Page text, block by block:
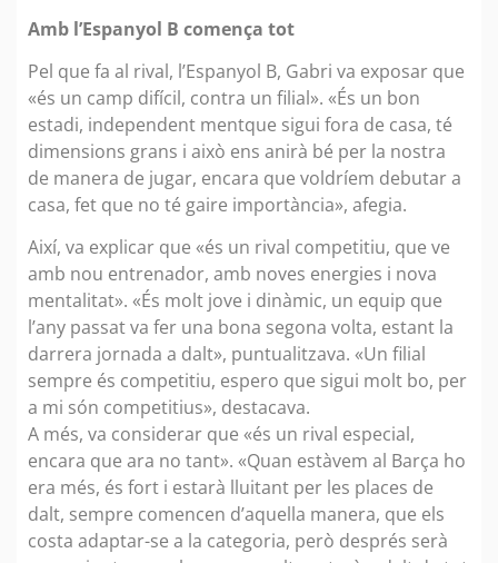
Amb l’Espanyol B comença tot
Pel que fa al rival, l’Espanyol B, Gabri va exposar que
«és un camp difícil, contra un filial». «És un bon
estadi, independent mentque sigui fora de casa, té
dimensions grans i això ens anirà bé per la nostra
de manera de jugar, encara que voldríem debutar a
casa, fet que no té gaire importància», afegia.
Així, va explicar que «és un rival competitiu, que ve
amb nou entrenador, amb noves energies i nova
mentalitat». «És molt jove i dinàmic, un equip que
l’any passat va fer una bona segona volta, estant la
darrera jornada a dalt», puntualitzava. «Un filial
sempre és competitiu, espero que sigui molt bo, per
a mi són competitius», destacava.
A més, va considerar que «és un rival especial,
encara que ara no tant». «Quan estàvem al Barça ho
era més, és fort i estarà lluitant per les places de
dalt, sempre comencen d’aquella manera, que els
costa adaptar-se a la categoria, però després serà